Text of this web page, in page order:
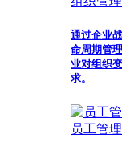
通过企业
命周期管
业对组织
求。
员工管理